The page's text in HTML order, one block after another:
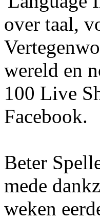
over taal,
wereld en
100 Live
Facebook.
Beter
mede
weken